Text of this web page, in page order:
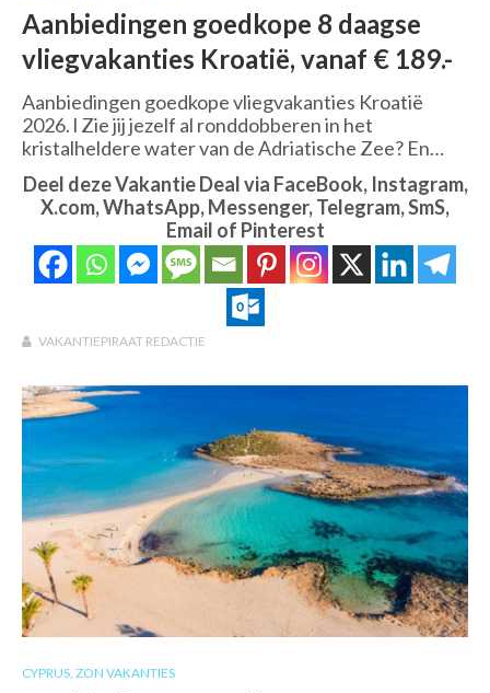
Aanbiedingen goedkope 8 daagse
vliegvakanties Kroatië, vanaf € 189.-
Aanbiedingen goedkope vliegvakanties Kroatië
2026. l Zie jij jezelf al ronddobberen in het
kristalheldere water van de Adriatische Zee? En…
Deel deze Vakantie Deal via FaceBook, Instagram,
X.com, WhatsApp, Messenger, Telegram, SmS,
Email of Pinterest
VAKANTIEPIRAAT REDACTIE
CYPRUS, ZON VAKANTIES